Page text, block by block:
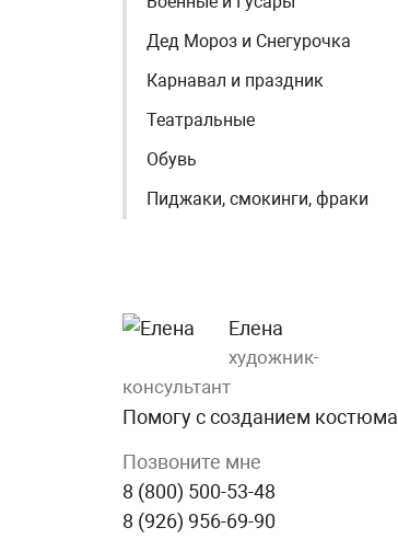
Дед Мороз и Снегурочка
Карнавал и праздник
Театральные
Обувь
Пиджаки, смокинги, фраки
Елена
художник-
консультант
Помогу с созданием костюма
Позвоните мне
8 (800) 500-53-48
8 (926) 956-69-90